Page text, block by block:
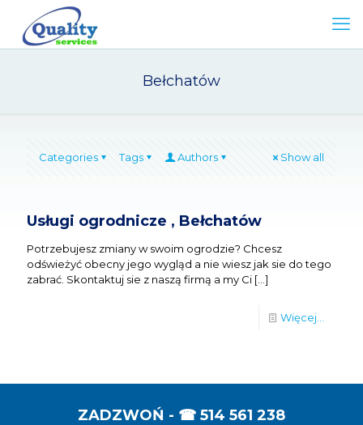
Bełchatów
Categories Tags Authors Show all
Usługi ogrodnicze , Bełchatów
Potrzebujesz zmiany w swoim ogrodzie? Chcesz
odświeżyć obecny jego wygląd a nie wiesz jak sie do tego
zabrać. Skontaktuj sie z naszą firmą a my Ci […]
Więcej...
ZADZWOŃ - ☎ 514 561 238